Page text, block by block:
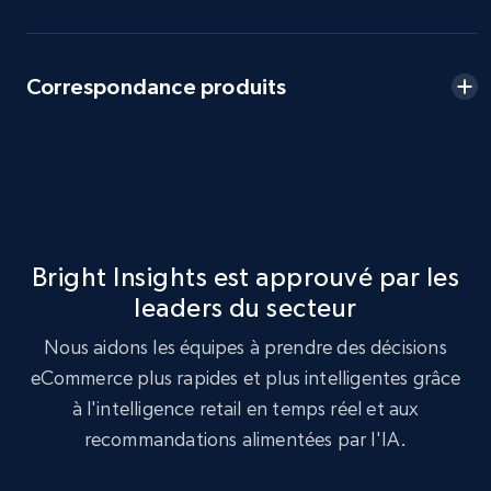
eBay - Collect records by category
Seller reviews, Breadcrumbs, Root category, and
Google Shopping
URL, Product id, Title, Product description,
Rating, Reviews count, Images, Variations, and
Correspondance produits
Bright Insights est approuvé par les
leaders du secteur
Nous aidons les équipes à prendre des décisions
eCommerce plus rapides et plus intelligentes grâce
à l'intelligence retail en temps réel et aux
recommandations alimentées par l'IA.